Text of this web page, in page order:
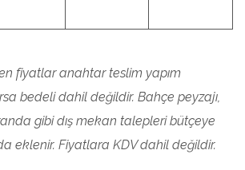
fiyatlar anahtar teslim yapım
bedeli dahil değildir. Bahçe peyzajı,
gibi dış mekan talepleri bütçeye
eklenir. Fiyatlara KDV dahil değildir.